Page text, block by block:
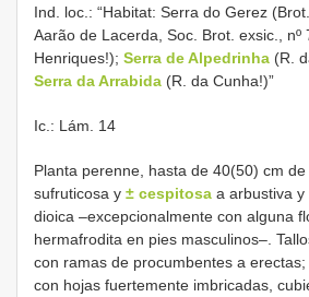
Ind. loc.: “Habitat: Serra do Gerez
Aarão de Lacerda, Soc. Brot. exsic., nº
Henriques!); Serra de Alpedrinha (R.
Serra da Arrabida (R. da Cunha!)”
Ic.: Lám. 14
Planta perenne, hasta de 40(50) cm
sufruticosa y ± cespitosa a arbustiva y
dioica –excepcionalmente con alguna
hermafrodita en pies masculinos–.
con ramas de procumbentes a
con hojas fuertemente imbricadas,